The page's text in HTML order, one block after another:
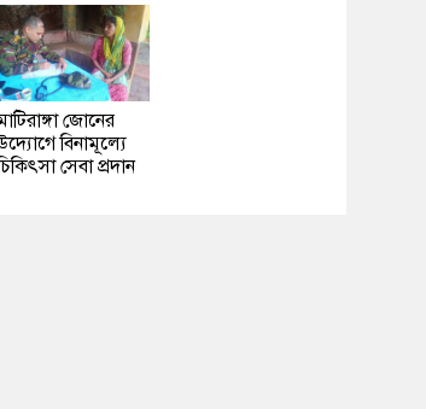
জোনের
বিনামূল্যে
সেবা প্রদান